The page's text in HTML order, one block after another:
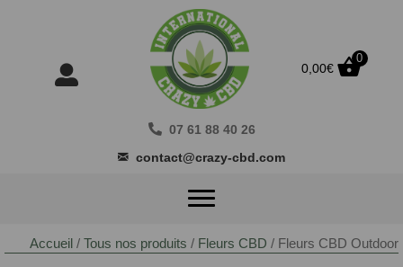
0,00€
0
07 61 88 40 26
contact@crazy-cbd.com
Accueil / Tous nos produits / Fleurs CBD / Fleurs CBD Outdoor